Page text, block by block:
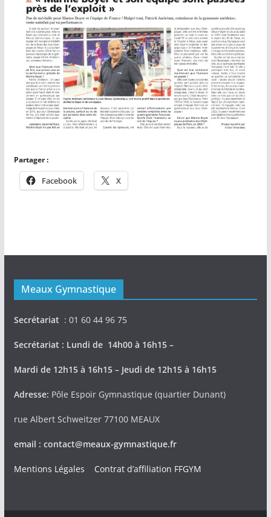
Partager :
Facebook X
Meaux Gymnastique
Secrétariat : 01 60 44 96 75
Secrétariat : Lundi de 14h00 à 16h15 –
Mardi de 12h15 à 16h15 – Jeudi de 12h15 à 16h15
Adresse: Pôle Espoir Gymnastique (quartier Dunant)
rue Albert Schweitzer 77100 MEAUX
email : contact@meaux-gymnastique.fr
Mentions Légales Contrat d’affiliation FFGYM